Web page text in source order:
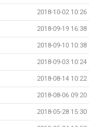
2018-10-02 10:26
2018-09-19 16:38
2018-09-10 10:38
2018-09-03 10:24
2018-08-14 10:22
2018-08-06 09:20
2018-05-28 15:30